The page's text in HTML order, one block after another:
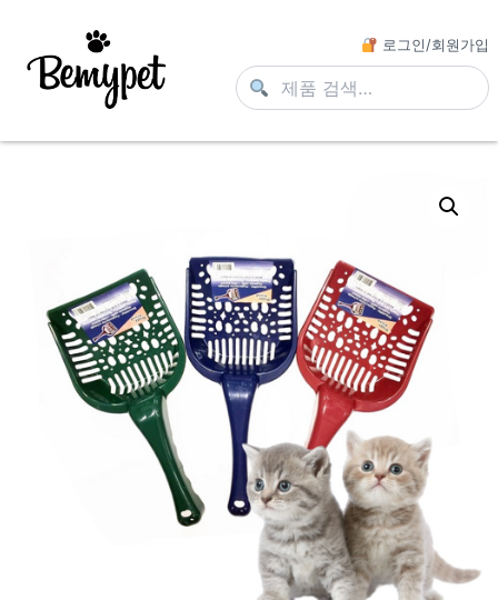
로그인/회원가입